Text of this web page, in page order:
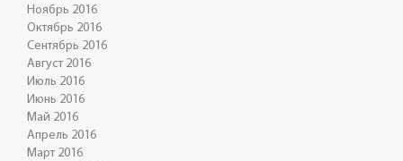
Ноябрь 2016
Октябрь 2016
Сентябрь 2016
Август 2016
Июль 2016
Июнь 2016
Май 2016
Апрель 2016
Март 2016